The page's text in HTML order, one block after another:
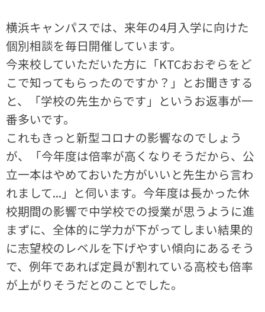
横浜キャンパスでは、来年の4月入学に向けた
個別相談を毎日開催しています。
今来校していただいた方に「KTCおおぞらをど
こで知ってもらったのですか？」とお聞きする
と、「学校の先生からです」というお返事が一
番多いです。
これもきっと新型コロナの影響なのでしょう
が、「今年度は倍率が高くなりそうだから、公
立一本はやめておいた方がいいと先生から言わ
れまして...」と伺います。今年度は長かった休
校期間の影響で中学校での授業が思うように進
まずに、全体的に学力が下がってしまい結果的
に志望校のレベルを下げやすい傾向にあるそう
で、例年であれば定員が割れている高校も倍率
が上がりそうだとのことでした。